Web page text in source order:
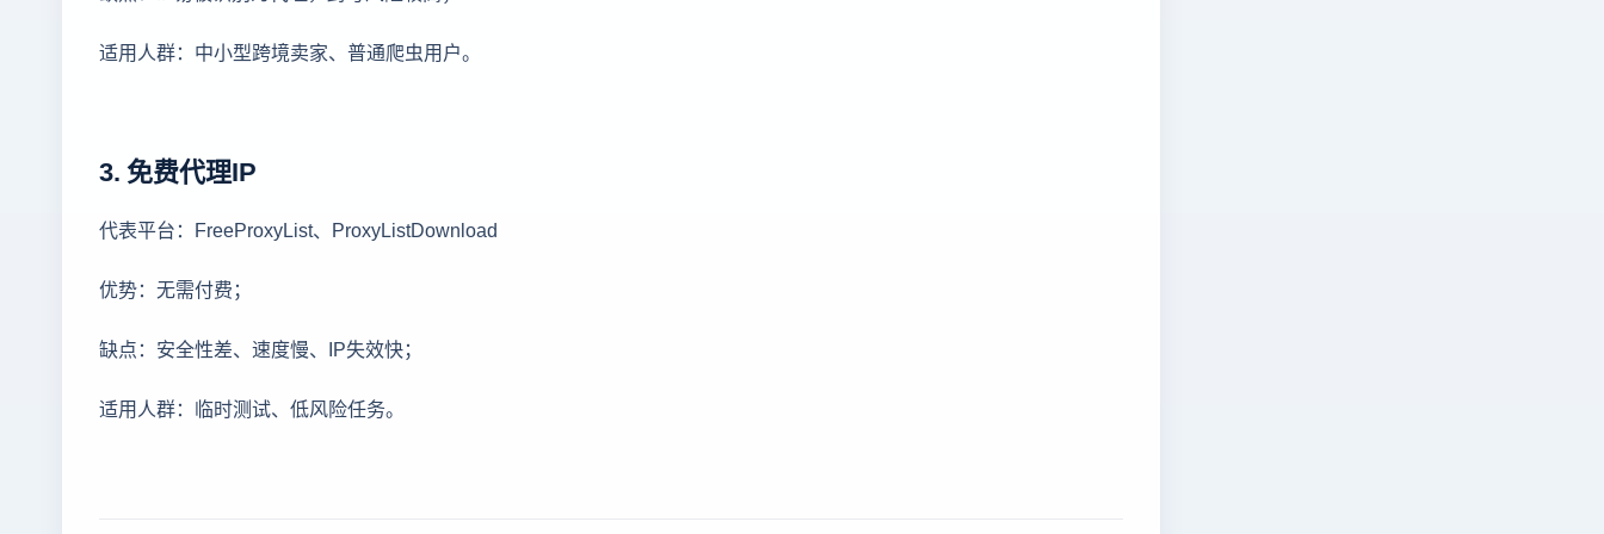
适用人群：中小型跨境卖家、普通爬虫用户。
3. 免费代理IP
代表平台：FreeProxyList、ProxyListDownload
优势：无需付费；
缺点：安全性差、速度慢、IP失效快；
适用人群：临时测试、低风险任务。